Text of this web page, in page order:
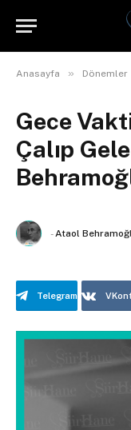
Anasayfa » Dönemler
Gece
Çalıp
- Ataol
Telegram